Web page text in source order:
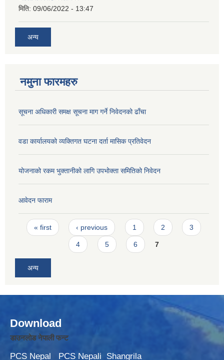
मिति: 09/06/2022 - 13:47
अन्य
नमुना फारमहरु
सूचना अधिकारी समक्ष सूचना माग गर्ने निवेदनको ढाँचा
वडा कार्यालयको व्यक्तिगत घटना दर्ता मासिक प्रतिवेदन
योजनाको रकम भुक्तानीको लागि उपभोक्ता समितिको निवेदन
आवेदन फाराम
Pages
« first ‹ previous 1 2 3
4 5 6 7
अन्य
Download
डाउनलोड नेपाली फन्ट
PCS Nepal PCS Nepali
Shangrila